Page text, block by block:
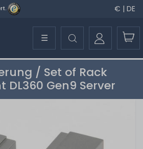
€ | DE
☰
/ Set of Rack
DL360 Gen9 Server